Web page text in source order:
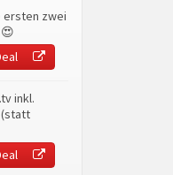
ersten zwei
inkl.
(statt